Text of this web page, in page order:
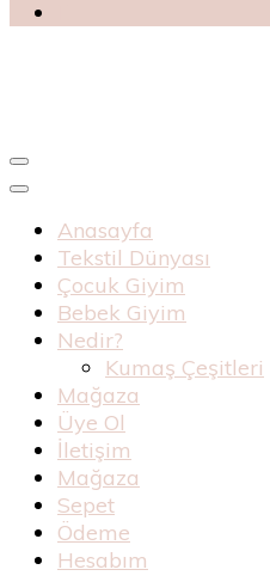
Haknur Bebe
Anasayfa
Tekstil Dünyası
Çocuk Giyim
Bebek Giyim
Nedir?
Kumaş Çeşitleri
Mağaza
Üye Ol
İletişim
Mağaza
Sepet
Ödeme
Hesabım